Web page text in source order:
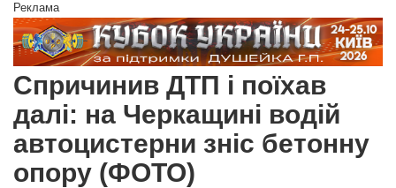
Реклама
Спричинив ДТП і поїхав
далі: на Черкащині водій
автоцистерни зніс бетонну
опору (ФОТО)